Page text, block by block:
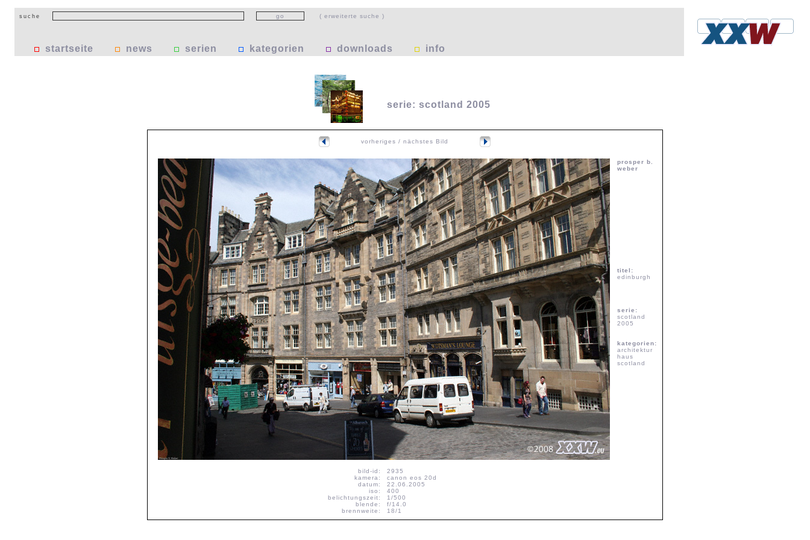
suche ( erweiterte suche )
startseite news serien kategorien downloads info
serie: scotland 2005
vorheriges / nächstes Bild
prosper b.
weber
titel:
edinburgh
serie:
scotland
2005
kategorien:
architektur
haus
scotland
bild-id:
2935
kamera:
canon eos 20d
datum:
22.06.2005
iso:
400
belichtungszeit:
1/500
blende:
f/14.0
brennweite:
18/1